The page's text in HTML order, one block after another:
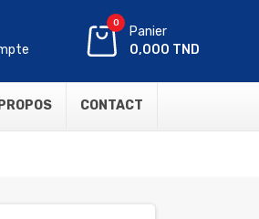
0
Panier
0,000 TND
CONTACT